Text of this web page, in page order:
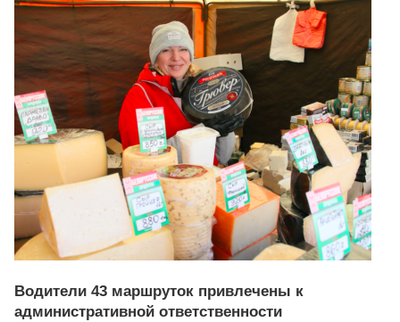
Водители 43 маршруток привлечены к
административной ответственности